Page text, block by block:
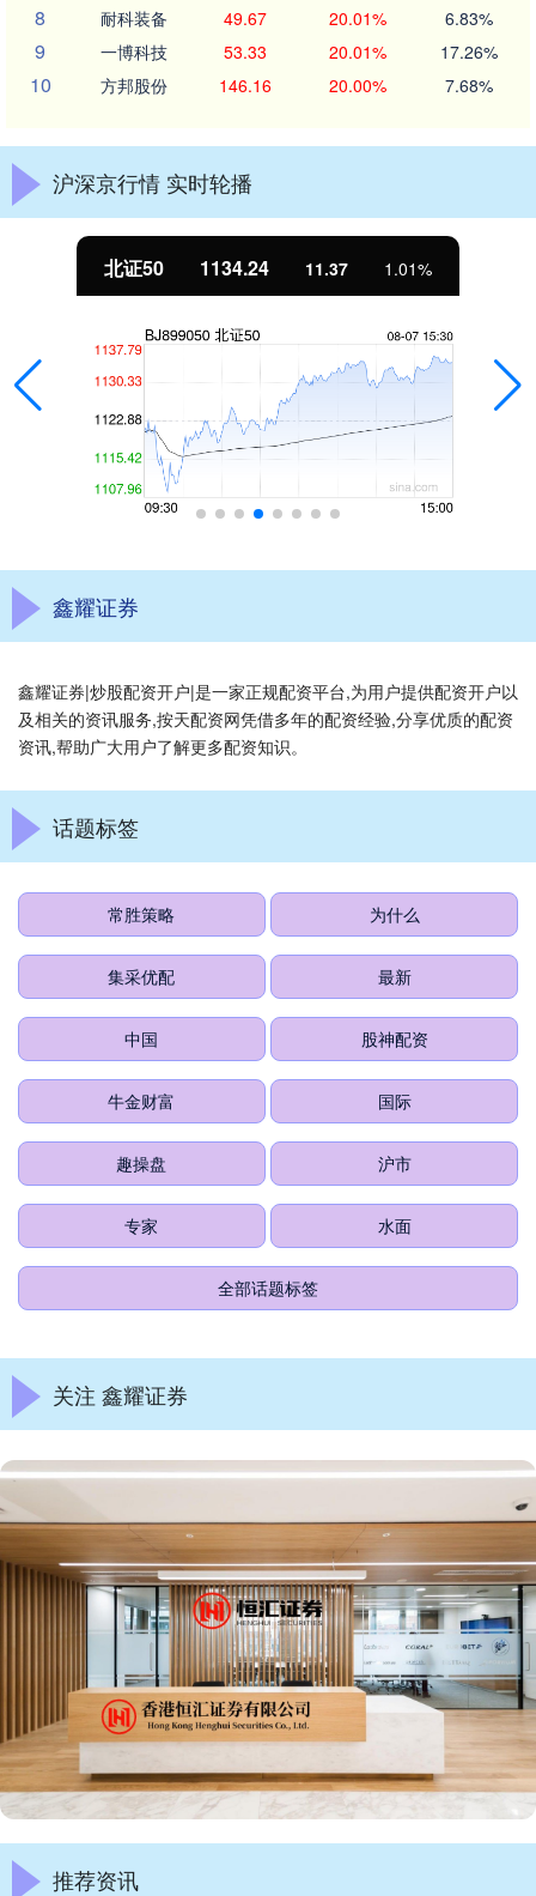
8 耐科装备 49.67 20.01% 6.83%
9 一博科技 53.33 20.01% 17.26%
10 方邦股份 146.16 20.00% 7.68%
沪深京行情 实时轮播
北证50 1134.24 11.37 1.01%
鑫耀证券
鑫耀证券|炒股配资开户|是一家正规配资平台,为用户提供配资开户以
及相关的资讯服务,按天配资网凭借多年的配资经验,分享优质的配资
资讯,帮助广大用户了解更多配资知识。
话题标签
常胜策略 为什么
集采优配 最新
中国 股神配资
牛金财富 国际
趣操盘 沪市
专家 水面
全部话题标签
关注 鑫耀证券
推荐资讯